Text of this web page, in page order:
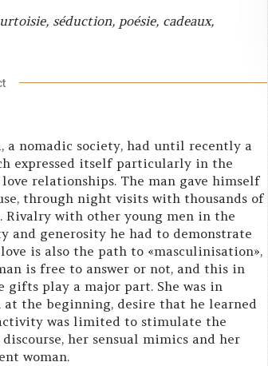
séduction, poésie, cadeaux,
nomadic society, had until recently a
expressed itself particularly in the
relationships. The man gave himself
through night visits with thousands of
with other young men in the
and generosity he had to demonstrate
is also the path to «masculinisation»,
is free to answer or not, and this in
play a major part. She was in
at the beginning, desire that he learned
was limited to stimulate the
her sensual mimics and her
woman.